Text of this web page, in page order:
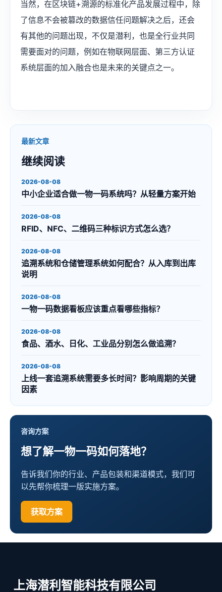
当然，在区块链+溯源的标准化产品发展过程中，除
了信息不会被篡改的数据信任问题解决之后，还会
有其他的问题出现，不仅是潜利，也是全行业共同
需要面对的问题，例如在物联网层面、第三方认证
系统层面的加入融合也是未来的关键点之一。
最新文章
继续阅读
2026-08-08
中小企业适合做一物一码系统吗？从轻量方案开始
2026-08-08
RFID、NFC、二维码三种标识方式怎么选？
2026-08-08
追溯系统和仓储管理系统如何配合？从入库到出库
说明
2026-08-08
一物一码数据看板应该重点看哪些指标？
2026-08-08
食品、酒水、日化、工业品分别怎么做追溯？
2026-08-08
上线一套追溯系统需要多长时间？影响周期的关键
因素
咨询方案
想了解一物一码如何落地？
告诉我们你的行业、产品包装和渠道模式，我们可
以先帮你梳理一版实施方案。
获取方案
上海潜利智能科技有限公司